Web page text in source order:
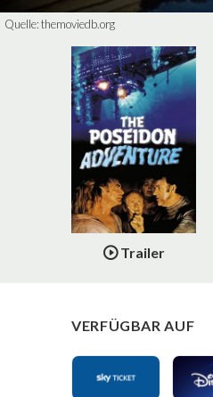
Quelle:themoviedb.org
Trailer
VERFÜGBAR AUF